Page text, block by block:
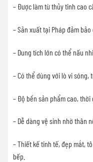
– Được làm từ thủy tinh cao
– Sản xuất tại Pháp đảm
– Dung tích lớn có thể nấu
– Có thể dùng với lò vi sóng,
– Độ bền sản phẩm cao, thời
– Dễ dàng vệ sinh nhờ thân
– Thiết kế tinh tế, đẹp mắt,
bếp.